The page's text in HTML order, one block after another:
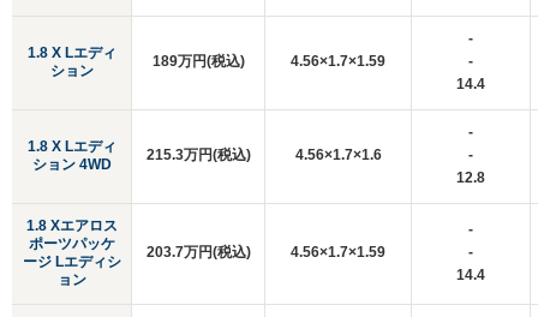
1.8 X Lエディ
ション
1.8 X Lエディ
ション 4WD
1.8 Xエアロス
ポーツパッケ
ージ Lエディシ
ョン
189万円(税込) 4.56×1.7×1.59
-
-
14.4
215.3万円(税込) 4.56×1.7×1.6
-
-
12.8
203.7万円(税込) 4.56×1.7×1.59
-
-
14.4